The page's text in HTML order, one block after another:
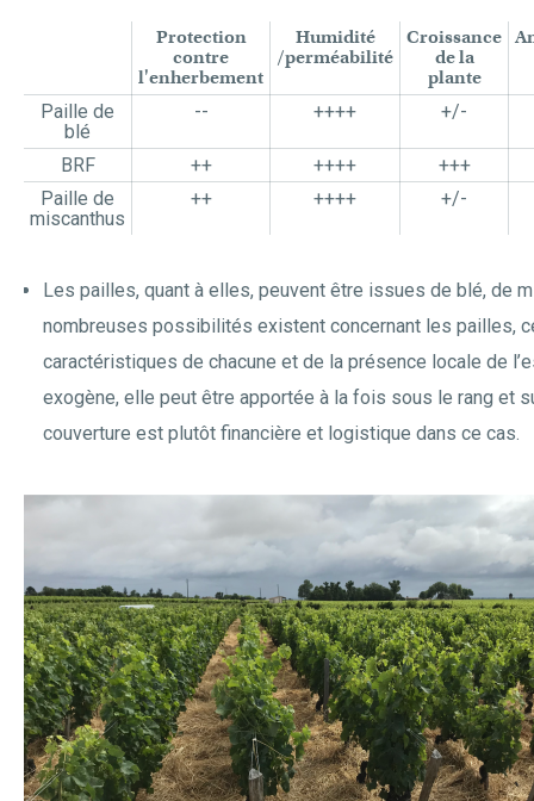
Protection
contre
l'enherbement
Humidité
/perméabilité
Croissance
de la
plante
Paille de
blé
-- ++++ +/-
BRF ++ ++++
+++
Paille de
miscanthus
++ ++++ +/-
Les pailles, quant à elles, peuvent être issues de blé, de
nombreuses possibilités existent concernant les pailles,
caractéristiques de chacune et de la présence locale de
exogène, elle peut être apportée à la fois sous le rang et
couverture est plutôt financière et logistique dans ce cas.